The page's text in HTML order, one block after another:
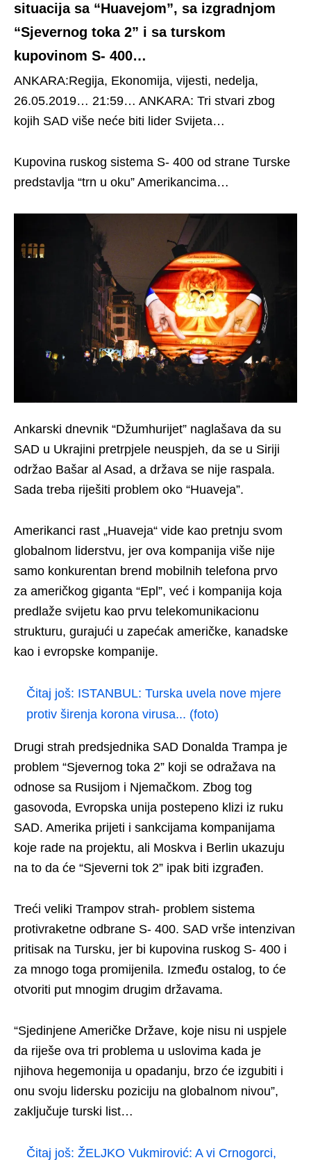
situacija sa “Huavejom”, sa izgradnjom
“Sjevernog toka 2” i sa turskom
kupovinom S- 400…
ANKARA:Regija, Ekonomija, vijesti, nedelja,
26.05.2019… 21:59… ANKARA: Tri stvari zbog
kojih SAD više neće biti lider Svijeta…
Kupovina ruskog sistema S- 400 od strane Turske
predstavlja “trn u oku” Amerikancima…
Ankarski dnevnik “Džumhurijet” naglašava da su
SAD u Ukrajini pretrpjele neuspjeh, da se u Siriji
održao Bašar al Asad, a država se nije raspala.
Sada treba riješiti problem oko “Huaveja”.
Amerikanci rast „Huaveja“ vide kao pretnju svom
globalnom liderstvu, jer ova kompanija više nije
samo konkurentan brend mobilnih telefona prvo
za američkog giganta “Epl”, već i kompanija koja
predlaže svijetu kao prvu telekomunikacionu
strukturu, gurajući u zapećak američke, kanadske
kao i evropske kompanije.
Čitaj još: ISTANBUL: Turska uvela nove mjere
protiv širenja korona virusa... (foto)
Drugi strah predsjednika SAD Donalda Trampa je
problem “Sjevernog toka 2” koji se odražava na
odnose sa Rusijom i Njemačkom. Zbog tog
gasovoda, Evropska unija postepeno klizi iz ruku
SAD. Amerika prijeti i sankcijama kompanijama
koje rade na projektu, ali Moskva i Berlin ukazuju
na to da će “Sjeverni tok 2” ipak biti izgrađen.
Treći veliki Trampov strah- problem sistema
protivraketne odbrane S- 400. SAD vrše intenzivan
pritisak na Tursku, jer bi kupovina ruskog S- 400 i
za mnogo toga promijenila. Između ostalog, to će
otvoriti put mnogim drugim državama.
“Sjedinjene Američke Države, koje nisu ni uspjele
da riješe ova tri problema u uslovima kada je
njihova hegemonija u opadanju, brzo će izgubiti i
onu svoju lidersku poziciju na globalnom nivou”,
zaključuje turski list…
Čitaj još: ŽELJKO Vukmirović: A vi Crnogorci,